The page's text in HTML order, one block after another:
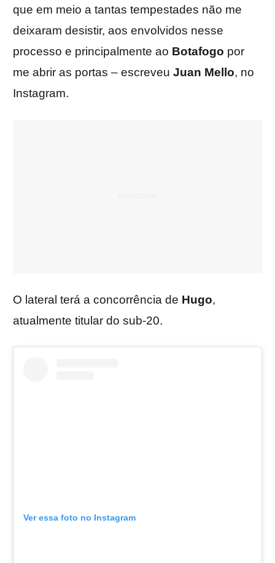
que em meio a tantas tempestades não me
deixaram desistir, aos envolvidos nesse
processo e principalmente ao Botafogo por
me abrir as portas – escreveu Juan Mello, no
Instagram.
O lateral terá a concorrência de Hugo,
atualmente titular do sub-20.
Ver essa foto no Instagram